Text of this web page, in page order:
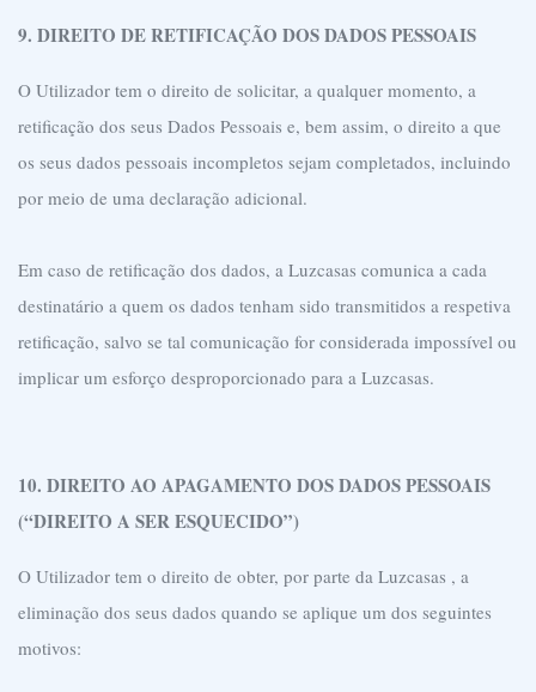
9. DIREITO DE RETIFICAÇÃO DOS DADOS PESSOAIS
O Utilizador tem o direito de solicitar, a qualquer momento, a
retificação dos seus Dados Pessoais e, bem assim, o direito a que
os seus dados pessoais incompletos sejam completados, incluindo
por meio de uma declaração adicional.
Em caso de retificação dos dados, a Luzcasas comunica a cada
destinatário a quem os dados tenham sido transmitidos a respetiva
retificação, salvo se tal comunicação for considerada impossível ou
implicar um esforço desproporcionado para a Luzcasas.
10. DIREITO AO APAGAMENTO DOS DADOS PESSOAIS
(“DIREITO A SER ESQUECIDO”)
O Utilizador tem o direito de obter, por parte da Luzcasas , a
eliminação dos seus dados quando se aplique um dos seguintes
motivos: